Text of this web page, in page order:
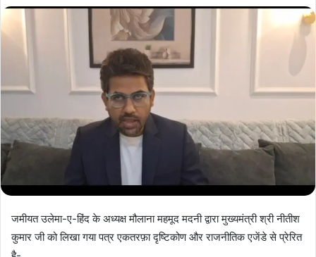
जमीयत उलेमा-ए-हिंद के अध्यक्ष मौलाना महमूद मदनी द्वारा मुख्यमंत्री श्री नीतीश
कुमार जी को लिखा गया पत्र एकतरफ़ा दृष्टिकोण और राजनीतिक एजेंडे से प्रेरित